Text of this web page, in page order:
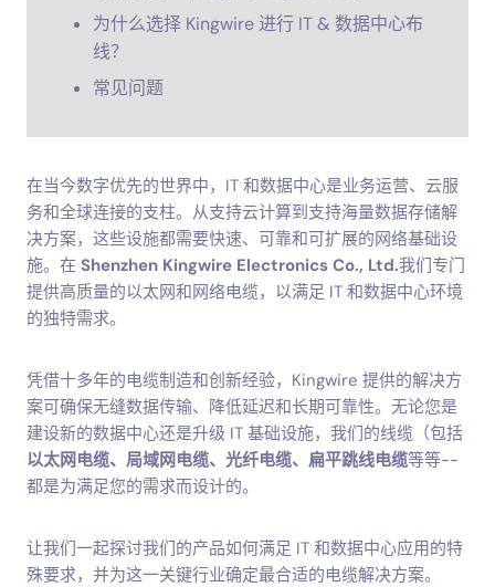
为什么选择 Kingwire 进行 IT & 数据中心布
线？
常见问题
在当今数字优先的世界中，IT 和数据中心是业务运营、云服
务和全球连接的支柱。从支持云计算到支持海量数据存储解
决方案，这些设施都需要快速、可靠和可扩展的网络基础设
施。在 Shenzhen Kingwire Electronics Co., Ltd.我们专门
提供高质量的以太网和网络电缆，以满足 IT 和数据中心环境
的独特需求。
凭借十多年的电缆制造和创新经验，Kingwire 提供的解决方
案可确保无缝数据传输、降低延迟和长期可靠性。无论您是
建设新的数据中心还是升级 IT 基础设施，我们的线缆（包括
以太网电缆、局域网电缆、光纤电缆、扁平跳线电缆等等--
都是为满足您的需求而设计的。
让我们一起探讨我们的产品如何满足 IT 和数据中心应用的特
殊要求，并为这一关键行业确定最合适的电缆解决方案。